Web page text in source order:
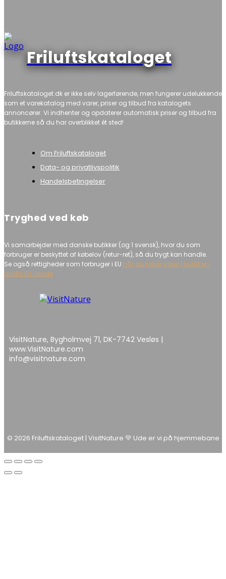
Friluftskataloget
Friluftskataloget.dk er ikke selv lagerførende, men fungerer udelukkende
som et varekatalog med varer, priser og tilbud fra katalogets
annoncører. Vi indhenter og opdaterer automatisk priser og tilbud fra
butikkerne så du har overblikket ét sted!
Om Friluftskataloget
Data- og privatlivspolitik
Handelsbetingelser
Tryghed ved køb
Vi samarbejder med danske butikker (og 1 svensk), hvor du som
forbruger er beskyttet af købelov (retur-ret), så du trygt kan handle.
Se også rettigheder som forbruger i EU når du køber varer i butikker i
andre EU-lande
VisitNature, Bygholmvej 71, DK-7742 Vesløs |
www.VisitNature.com
info@visitnature.com
© 2026 Friluftskataloget | VisitNature 💚 Ude er vi på hjemmebane